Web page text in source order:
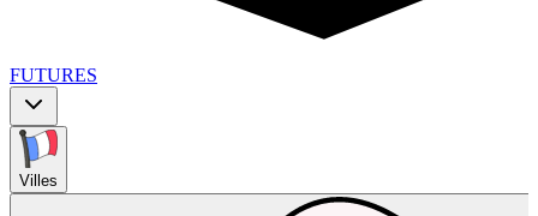
FUTURES
Villes